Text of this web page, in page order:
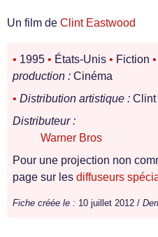
Un film de Clint Eastwood
• 1995 • États-Unis • Fiction •
production : Cinéma
• Distribution artistique : Clint
Distributeur :
Warner Bros
Pour une projection non
page sur les diffuseurs
Fiche créée le : 10 juillet 2012 /